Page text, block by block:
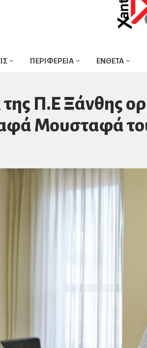
ΠΕΡΙΦΕΡΕΙΑ ΕΝΘΕΤΑ
της Π.Ε Ξάνθης
Μουσταφά